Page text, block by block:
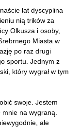
lat dyscyplina
nią trików za
Olkusza i osoby,
Miasta w
po raz drugi
sportu. Jednym z
który wygrał w tym
swoje. Jestem
na wygraną.
ale